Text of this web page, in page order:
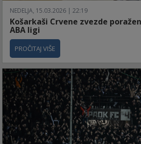
NEDELJA, 15.03.2026 | 22:19
Košarkaši Crvene zvezde
ABA ligi
PROČITAJ VIŠE